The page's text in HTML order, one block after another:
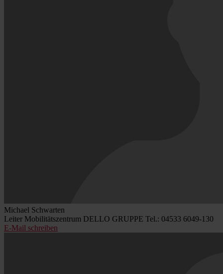
Michael Schwarten
Leiter Mobilitätszentrum DELLO GRUPPE Tel.: 04533 6049-130
E-Mail schreiben